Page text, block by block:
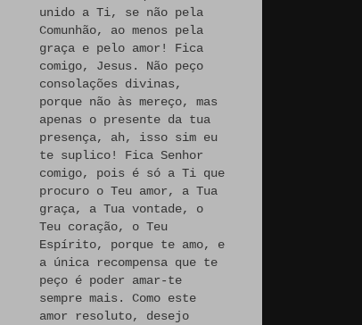
unido a Ti, se não pela
Comunhão, ao menos pela
graça e pelo amor! Fica
comigo, Jesus. Não peço
consolações divinas,
porque não às mereço, mas
apenas o presente da tua
presença, ah, isso sim eu
te suplico! Fica Senhor
comigo, pois é só a Ti que
procuro o Teu amor, a Tua
graça, a Tua vontade, o
Teu coração, o Teu
Espírito, porque te amo, e
a única recompensa que te
peço é poder amar-te
sempre mais. Como este
amor resoluto, desejo